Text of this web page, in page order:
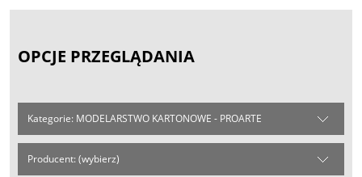
OPCJE PRZEGLĄDANIA
Kategorie: MODELARSTWO KARTONOWE - PROARTE
Producent: (wybierz)